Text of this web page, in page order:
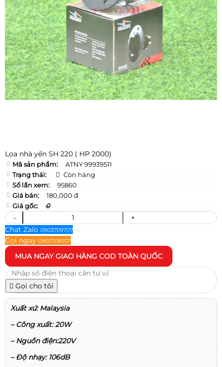
Loa nhà yến SH 220 ( HP 2000)
Mã sản phẩm:
ATNY 99939511
Trạng thái:
Còn hàng
Số lần xem:
95860
Giá bán:
180,000 đ
Giá gốc:
0
-
+
Chat Zalo 0903709707
Gọi ngay 0903709707
MUA NGAY GIAO HÀNG COD TOÀN QUỐC
Gọi cho tôi
Xuất xứ: Malaysia
– Công xuất: 20W
– Nguồn điện:220V
– Độ nhạy: 106dB